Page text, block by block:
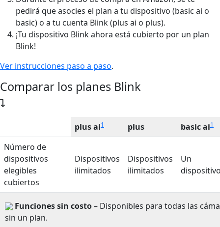
pedirá que asocies el plan a tu dispositivo (basic ai o
basic) o a tu cuenta Blink (plus ai o plus).
¡Tu dispositivo Blink ahora está cubierto por un plan
Blink!
Ver instrucciones paso a paso.
Comparar los planes Blink
plus ai1 plus basic ai1
Número de
dispositivos
elegibles
cubiertos
Dispositivos
ilimitados
Dispositivos
ilimitados
Un
Funciones sin costo– Disponibles para todas las
sin un plan.